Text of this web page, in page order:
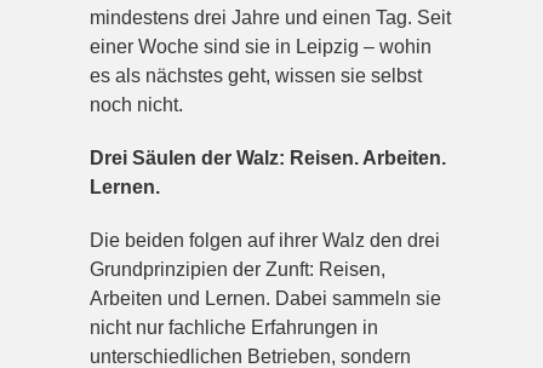
mindestens drei Jahre und einen Tag. Seit
einer Woche sind sie in Leipzig – wohin
es als nächstes geht, wissen sie selbst
noch nicht.
Drei Säulen der Walz: Reisen. Arbeiten.
Lernen.
Die beiden folgen auf ihrer Walz den drei
Grundprinzipien der Zunft: Reisen,
Arbeiten und Lernen. Dabei sammeln sie
nicht nur fachliche Erfahrungen in
unterschiedlichen Betrieben, sondern